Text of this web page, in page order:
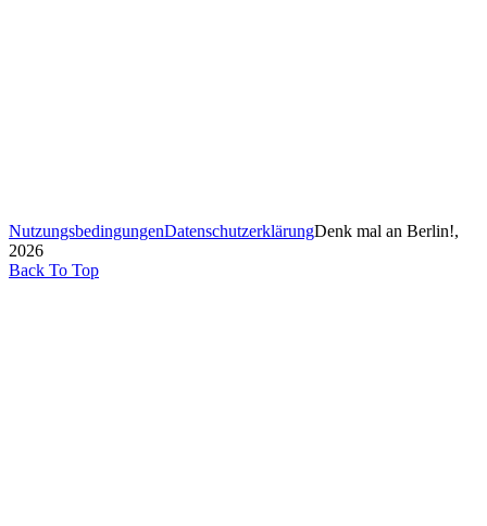
NutzungsbedingungenDatenschutzerklärungDenk mal an Berlin!,
2026
Back To Top